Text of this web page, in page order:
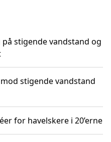
stigende vandstand og
stigende vandstand
for havelskere i 20’erne